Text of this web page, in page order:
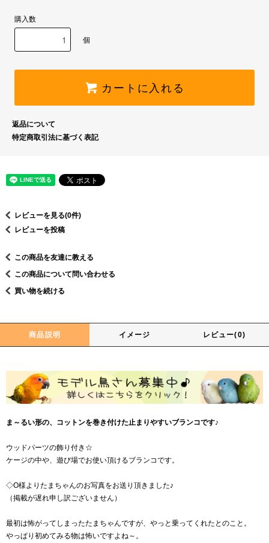
購入数
個
カートに入れる
返品について
特定商取引法に基づく表記
レビューを見る(0件)
レビューを投稿
この商品を友達に教える
この商品について問い合わせる
買い物を続ける
商品説明 イメージ レビュー(0)
ま～るい形の、コットンを巻き付けた止まりやすいブランコです♪
ウッドパーツの飾り付き☆
ケージの中や、遊び場でお使い頂けるブランコです。
◇O様よりたまちゃんのお写真をお送り頂きました♪
（掲載が遅れ申し訳ございません）
最初は怖がってしまったたまちゃんですが、やっと乗ってくれたとのこと。
やっぱり初めてみる物は怖いですよね～。